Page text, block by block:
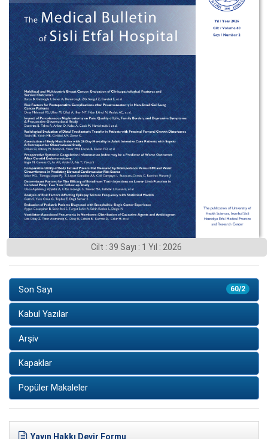
Cilt : 39 Sayı : 1 Yıl : 2026
60/2
Son Sayı
Kabul Yazılar
Arşiv
Kapaklar
Popüler Makaleler
Yayın Hakkı Devir Formu